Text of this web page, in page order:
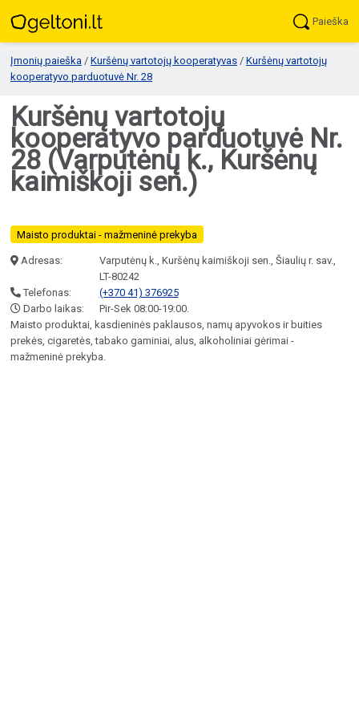
Paieška
Įmonių paieška / Kuršėnų vartotojų kooperatyvas / Kuršėnų vartotojų
kooperatyvo parduotuvė Nr. 28
Kuršėnų vartotojų
kooperatyvo parduotuvė Nr.
28 (Varputėnų k., Kuršėnų
kaimiškoji sen.)
Maisto produktai - mažmeninė prekyba
Adresas:
Varputėnų k., Kuršėnų kaimiškoji sen., Šiaulių r. sav.,
LT-80242
Telefonas:
(+370 41) 376925
Darbo laikas:
Pir-Sek 08:00-19:00.
Maisto produktai, kasdieninės paklausos, namų apyvokos ir buities
prekės, cigaretės, tabako gaminiai, alus, alkoholiniai gėrimai -
mažmeninė prekyba.